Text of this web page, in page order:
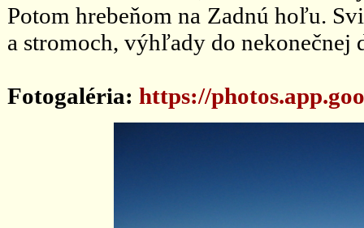
Potom hrebeňom na Zadnú hoľu.
a stromoch, výhľady do nekonečnej
Fotogaléria: https://